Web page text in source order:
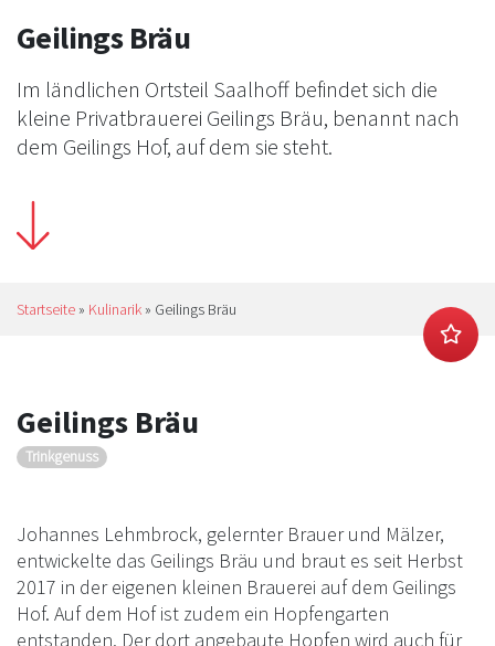
Geilings Bräu
Im ländlichen Ortsteil Saalhoff befindet sich die
kleine Privatbrauerei Geilings Bräu, benannt nach
dem Geilings Hof, auf dem sie steht.
Startseite » Kulinarik » Geilings Bräu
Geilings Bräu
Trinkgenuss
Johannes Lehmbrock, gelernter Brauer und Mälzer,
entwickelte das Geilings Bräu und braut es seit Herbst
2017 in der eigenen kleinen Brauerei auf dem Geilings
Hof. Auf dem Hof ist zudem ein Hopfengarten
entstanden. Der dort angebaute Hopfen wird auch für